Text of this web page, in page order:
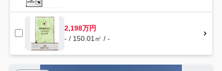
2,198万円
- / 150.01㎡ / -